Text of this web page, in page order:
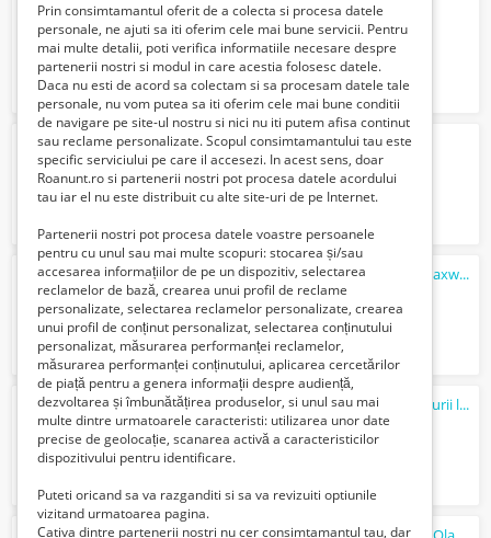
Masina pentru macinat nuci din inox
80 Lei
fabrica decafeagermania
2000 Euro €
Cafetiere Ventilatoare Aspirator Sistem maxwell
820 Lei
Colt de rai, refugiul tău verde în inima naturii la 1,30 min de Bucuresti
100000 Euro €
Prin consimtamantul oferit de a colecta si procesa datele
personale, ne ajuti sa iti oferim cele mai bune servicii. Pentru
mai multe detalii, poti verifica informatiile necesare despre
partenerii nostri si modul in care acestia folosesc datele.
Daca nu esti de acord sa colectam si sa procesam datele tale
personale, nu vom putea sa iti oferim cele mai bune conditii
de navigare pe site-ul nostru si nici nu iti putem afisa continut
sau reclame personalizate. Scopul consimtamantului tau este
specific serviciului pe care il accesezi. In acest sens, doar
Roanunt.ro si partenerii nostri pot procesa datele acordului
tau iar el nu este distribuit cu alte site-uri de pe Internet.
Partenerii nostri pot procesa datele voastre persoanele
pentru cu unul sau mai multe scopuri: stocarea și/sau
accesarea informațiilor de pe un dispozitiv, selectarea
reclamelor de bază, crearea unui profil de reclame
personalizate, selectarea reclamelor personalizate, crearea
unui profil de conținut personalizat, selectarea conținutului
personalizat, măsurarea performanței reclamelor,
măsurarea performanței conținutului, aplicarea cercetărilor
de piață pentru a genera informații despre audiență,
dezvoltarea și îmbunătățirea produselor, si unul sau mai
multe dintre urmatoarele caracteristi: utilizarea unor date
precise de geolocație, scanarea activă a caracteristicilor
dispozitivului pentru identificare.
Puteti oricand sa va razganditi si sa va revizuiti optiunile
vizitand urmatoarea pagina.
Cativa dintre partenerii nostri nu cer consimtamantul tau, dar